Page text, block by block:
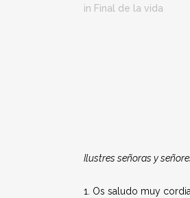
in Final de la vida
Ilustres señoras y
1. Os saludo muy